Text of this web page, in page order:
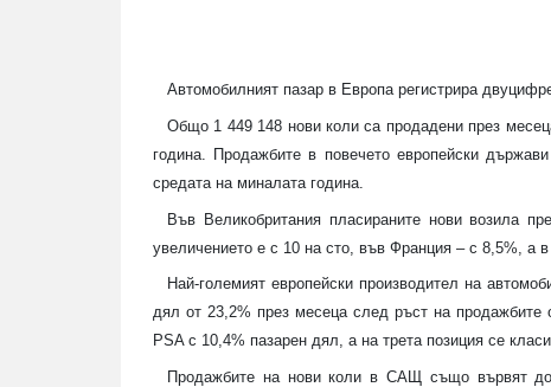
Автомобилният пазар в Европа регистрира
Общо 1 449 148 нови коли са продадени през
година. Продажбите в повечето европейски
средата на миналата година.
Във Великобритания пласираните нови возила
увеличението е с 10 на сто, във Франция – с 8,5%, а в
Най-големият европейски производител на
дял от 23,2% през месеца след ръст на
PSA с 10,4% пазарен дял, а на трета позиция се
Продажбите на нови коли в САЩ също вървят